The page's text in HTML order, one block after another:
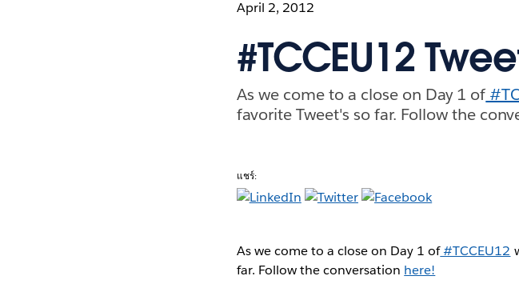
April 2, 2012
#TCCEU12
As we come to a close on Day 1 of
favorite Tweet's so far. Follow the
แชร์:
As we come to a close on Day 1 of#TCCEU12
far. Follow the conversation here!